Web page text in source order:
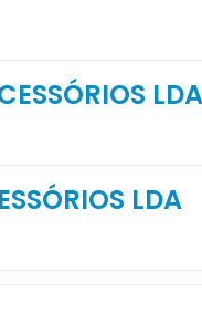
LDA
LDA